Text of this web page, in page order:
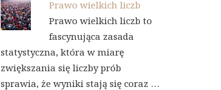
Prawo wielkich liczb
Prawo wielkich liczb to
fascynująca zasada
statystyczna, która w miarę
zwiększania się liczby prób
sprawia, że wyniki stają się coraz …